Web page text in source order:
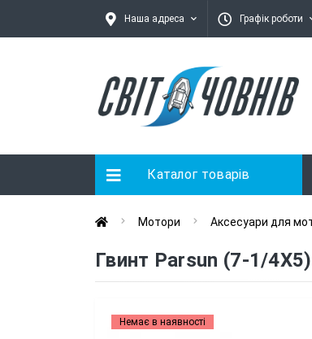
Наша адреса Графік роботи
Каталог товарів
Мотори Аксесуари для
Гвинт Parsun (7-1/
Немає в наявності